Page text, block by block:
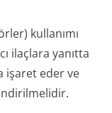
kullanımı
ilaçlara yanıtta
işaret eder ve